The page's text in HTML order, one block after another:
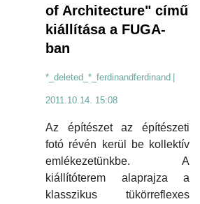
of Architecture" című
kiállítása a FUGA-
ban
*_deleted_*_ferdinandferdinand |
2011.10.14. 15:08
Az építészet az építészeti
fotó révén kerül be kollektív
emlékezetünkbe. A
kiállítóterem alaprajza a
klasszikus tükörreflexes